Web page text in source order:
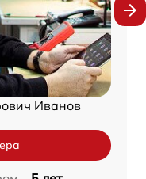
Иванов